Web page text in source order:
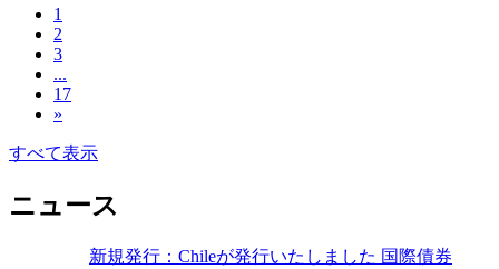
1
2
3
...
17
»
すべて表示
ニュース
新規発行：Chileが発行いたしました 国際債券